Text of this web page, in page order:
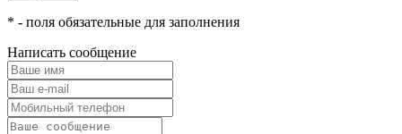
* - поля обязательные для заполнения
Написать сообщение